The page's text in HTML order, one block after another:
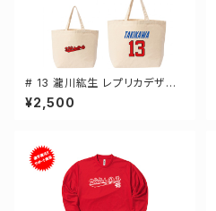
# 13 瀧川紘生 レプリカデザイ
ン 選手還元 キャンバストートバ
ッグ 2カラー MLサイズ 00077
¥2,500